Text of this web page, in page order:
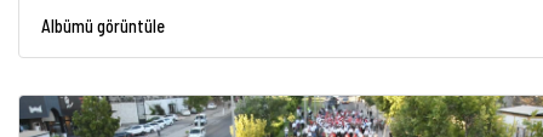
Albümü görüntüle